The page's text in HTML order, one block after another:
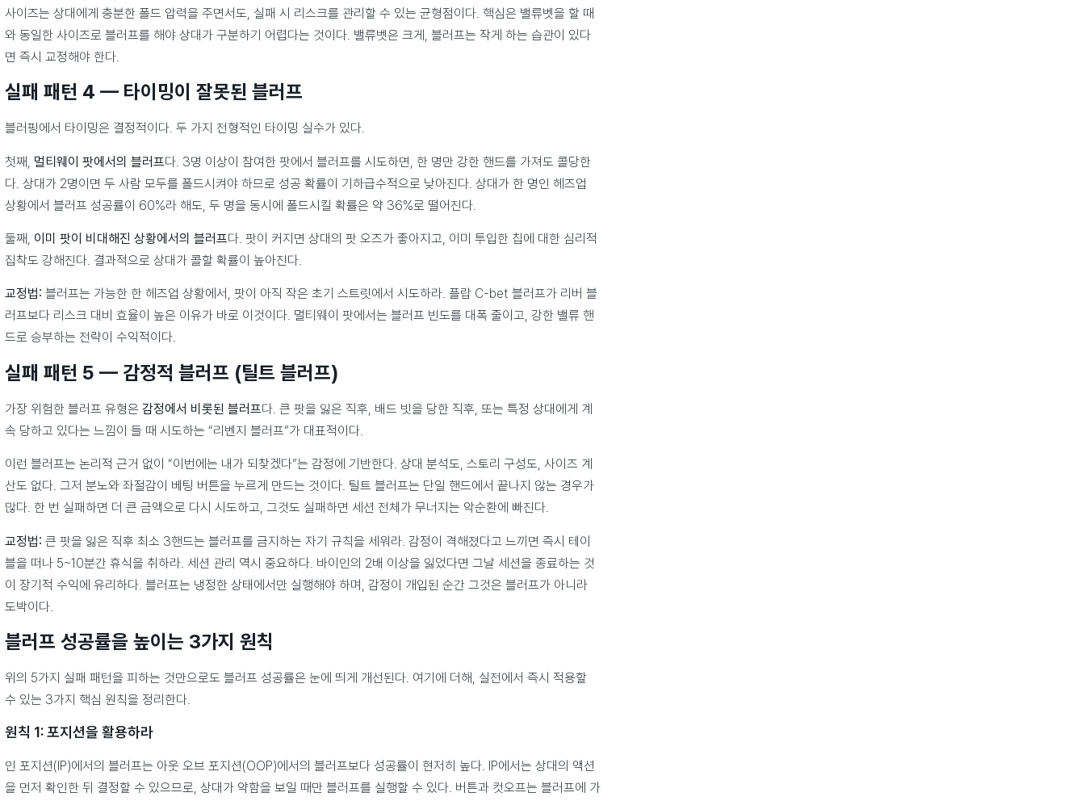
사이즈는 상대에게 충분한 폴드 압력을 주면서도, 실패 시 리스크를 관리할 수 있는 균형점이다. 핵심은 밸류벳을 할 때
와 동일한 사이즈로 블러프를 해야 상대가 구분하기 어렵다는 것이다. 밸류벳은 크게, 블러프는 작게 하는 습관이 있다
면 즉시 교정해야 한다.
실패 패턴 4 — 타이밍이 잘못된 블러프
블러핑에서 타이밍은 결정적이다. 두 가지 전형적인 타이밍 실수가 있다.
첫째, 멀티웨이 팟에서의 블러프다. 3명 이상이 참여한 팟에서 블러프를 시도하면, 한 명만 강한 핸드를 가져도 콜당한
다. 상대가 2명이면 두 사람 모두를 폴드시켜야 하므로 성공 확률이 기하급수적으로 낮아진다. 상대가 한 명인 헤즈업
상황에서 블러프 성공률이 60%라 해도, 두 명을 동시에 폴드시킬 확률은 약 36%로 떨어진다.
둘째, 이미 팟이 비대해진 상황에서의 블러프다. 팟이 커지면 상대의 팟 오즈가 좋아지고, 이미 투입한 칩에 대한 심리적
집착도 강해진다. 결과적으로 상대가 콜할 확률이 높아진다.
교정법: 블러프는 가능한 한 헤즈업 상황에서, 팟이 아직 작은 초기 스트릿에서 시도하라. 플랍 C-bet 블러프가 리버 블
러프보다 리스크 대비 효율이 높은 이유가 바로 이것이다. 멀티웨이 팟에서는 블러프 빈도를 대폭 줄이고, 강한 밸류 핸
드로 승부하는 전략이 수익적이다.
실패 패턴 5 — 감정적 블러프 (틸트 블러프)
가장 위험한 블러프 유형은 감정에서 비롯된 블러프다. 큰 팟을 잃은 직후, 배드 빗을 당한 직후, 또는 특정 상대에게 계
속 당하고 있다는 느낌이 들 때 시도하는 “리벤지 블러프”가 대표적이다.
이런 블러프는 논리적 근거 없이 “이번에는 내가 되찾겠다”는 감정에 기반한다. 상대 분석도, 스토리 구성도, 사이즈 계
산도 없다. 그저 분노와 좌절감이 베팅 버튼을 누르게 만드는 것이다. 틸트 블러프는 단일 핸드에서 끝나지 않는 경우가
많다. 한 번 실패하면 더 큰 금액으로 다시 시도하고, 그것도 실패하면 세션 전체가 무너지는 악순환에 빠진다.
교정법: 큰 팟을 잃은 직후 최소 3핸드는 블러프를 금지하는 자기 규칙을 세워라. 감정이 격해졌다고 느끼면 즉시 테이
블을 떠나 5~10분간 휴식을 취하라. 세션 관리 역시 중요하다. 바이인의 2배 이상을 잃었다면 그날 세션을 종료하는 것
이 장기적 수익에 유리하다. 블러프는 냉정한 상태에서만 실행해야 하며, 감정이 개입된 순간 그것은 블러프가 아니라
도박이다.
블러프 성공률을 높이는 3가지 원칙
위의 5가지 실패 패턴을 피하는 것만으로도 블러프 성공률은 눈에 띄게 개선된다. 여기에 더해, 실전에서 즉시 적용할
수 있는 3가지 핵심 원칙을 정리한다.
원칙 1: 포지션을 활용하라
인 포지션(IP)에서의 블러프는 아웃 오브 포지션(OOP)에서의 블러프보다 성공률이 현저히 높다. IP에서는 상대의 액션
을 먼저 확인한 뒤 결정할 수 있으므로, 상대가 약함을 보일 때만 블러프를 실행할 수 있다. 버튼과 컷오프는 블러프에 가